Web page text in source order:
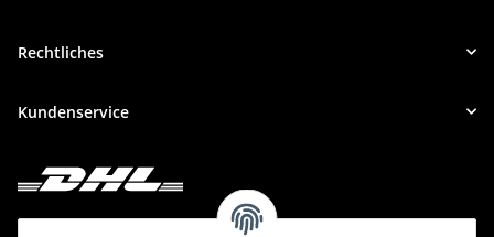
Rechtliches
Kundenservice
Deine Bestellung versenden wir mit DHL!